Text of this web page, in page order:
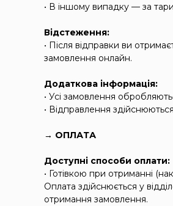
• В іншому випадку — за
Відстеження:
• Після відправки ви
замовлення онлайн.
Додаткова інформація:
• Усі замовлення
• Відправлення
→ ОПЛАТА
Доступні способи оплати:
• Готівкою при отриманні
Оплата здійснюється у
отримання замовлення.